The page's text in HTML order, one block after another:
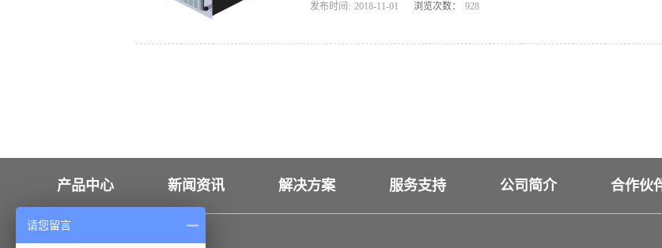
焊点周边热影响区大焊点温度100-600℃连续可调焊接温度无法稳定控制几乎无需
发布时间: 2018-11-01 浏览次数： 928
产品中心 新闻资讯 解决方案 服务支持 公司简介 合作伙
联系我们
请您留言